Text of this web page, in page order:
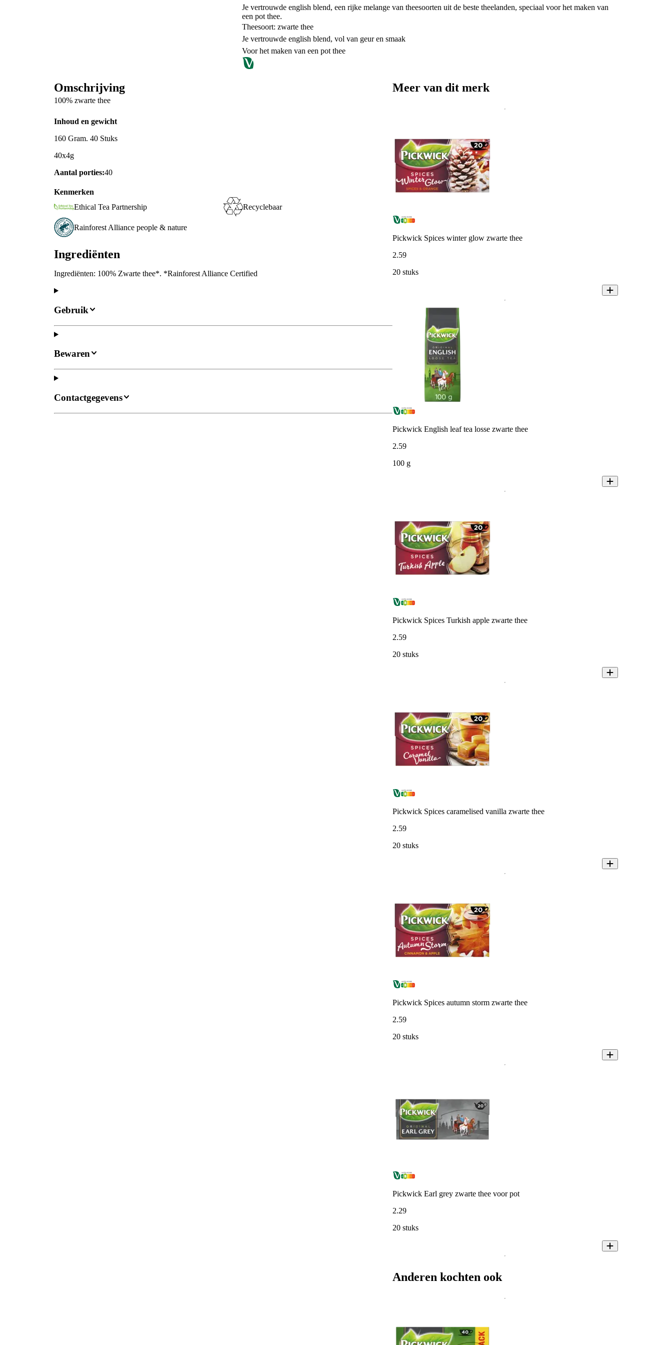
Je vertrouwde english blend, een rijke melange van theesoorten uit de beste theelanden, speciaal voor het maken van
een pot thee.
Theesoort: zwarte thee
Je vertrouwde english blend, vol van geur en smaak
Voor het maken van een pot thee
Omschrijving
100% zwarte thee
Inhoud en gewicht
160 Gram. 40 Stuks
40x4g
Aantal porties:40
Kenmerken
Ethical Tea Partnership
Recyclebaar
Rainforest Alliance people & nature
Ingrediënten
Ingrediënten: 100% Zwarte thee*. *Rainforest Alliance Certified
Gebruik
Bewaren
Contactgegevens
Meer van dit merk
Pickwick Spices winter glow zwarte thee
2.59
20 stuks
Pickwick English leaf tea losse zwarte thee
2.59
100 g
Pickwick Spices Turkish apple zwarte thee
2.59
20 stuks
Pickwick Spices caramelised vanilla zwarte thee
2.59
20 stuks
Pickwick Spices autumn storm zwarte thee
2.59
20 stuks
Pickwick Earl grey zwarte thee voor pot
2.29
20 stuks
Anderen kochten ook